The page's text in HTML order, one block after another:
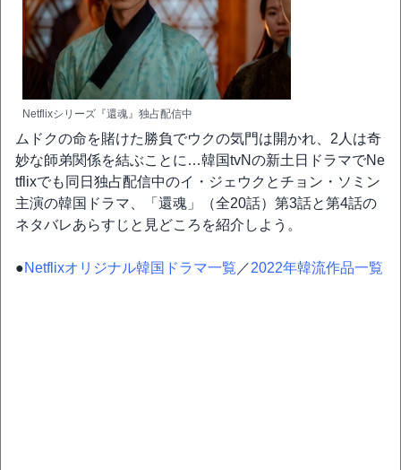
Netflixシリーズ『還魂』独占配信中
ムドクの命を賭けた勝負でウクの気門は開かれ、2人は奇
妙な師弟関係を結ぶことに…韓国tvNの新土日ドラマでNe
tflixでも同日独占配信中のイ・ジェウクとチョン・ソミン
主演の韓国ドラマ、「還魂」（全20話）第3話と第4話の
ネタバレあらすじと見どころを紹介しよう。
●Netflixオリジナル韓国ドラマ一覧 ／2022年韓流作品一覧